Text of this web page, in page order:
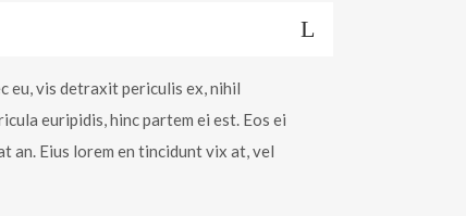
eu, vis detraxit periculis ex, nihil
euripidis, hinc partem ei est. Eos ei
an. Eius lorem en tincidunt vix at, vel